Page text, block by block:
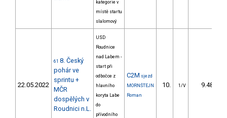
kategorie v
místě startu
slalomový
22.05.2022
61 8. Český
pohár ve
sprintu +
MČR
dospělých v
Roudnici n.L.
USD
Roudnice
nad Labem -
start při
odbočce z
hlavního
koryta Labe
do
přívodního
C2M sjezd
MORNŠTEJN
Roman
10. 1/V 9.48